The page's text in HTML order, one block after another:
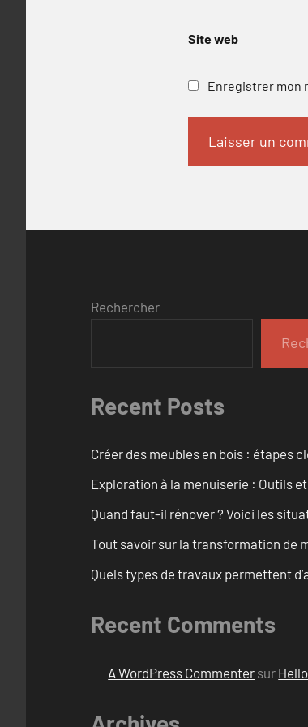
Site web
Enregistrer mon
Rechercher
Recent Posts
Créer des meubles en bois : étapes
Exploration à la menuiserie : Outils
Quand faut-il rénover ? Voici les
Tout savoir sur la transformation de
Quels types de travaux permettent
Recent Comments
A WordPress Commenter sur